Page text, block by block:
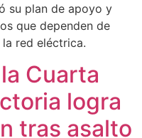
su plan de apoyo y
que dependen de
red eléctrica.
Cuarta
logra
tras asalto